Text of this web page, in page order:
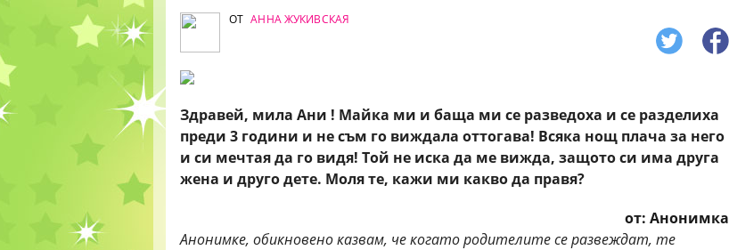
ОТ АННА ЖУКИВСКАЯ
Здравей, мила Ани ! Майка ми и баща ми се разведоха и се разделиха
преди 3 години и не съм го виждала оттогава! Всяка нощ плача за него
и си мечтая да го видя! Той не иска да ме вижда, защото си има друга
жена и друго дете. Моля те, кажи ми какво да правя?
от: Анонимка
Анонимке, обикновено казвам, че когато родителите се развеждат, те